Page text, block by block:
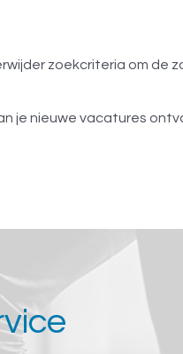
zoekcriteria om de
je nieuwe vacatures